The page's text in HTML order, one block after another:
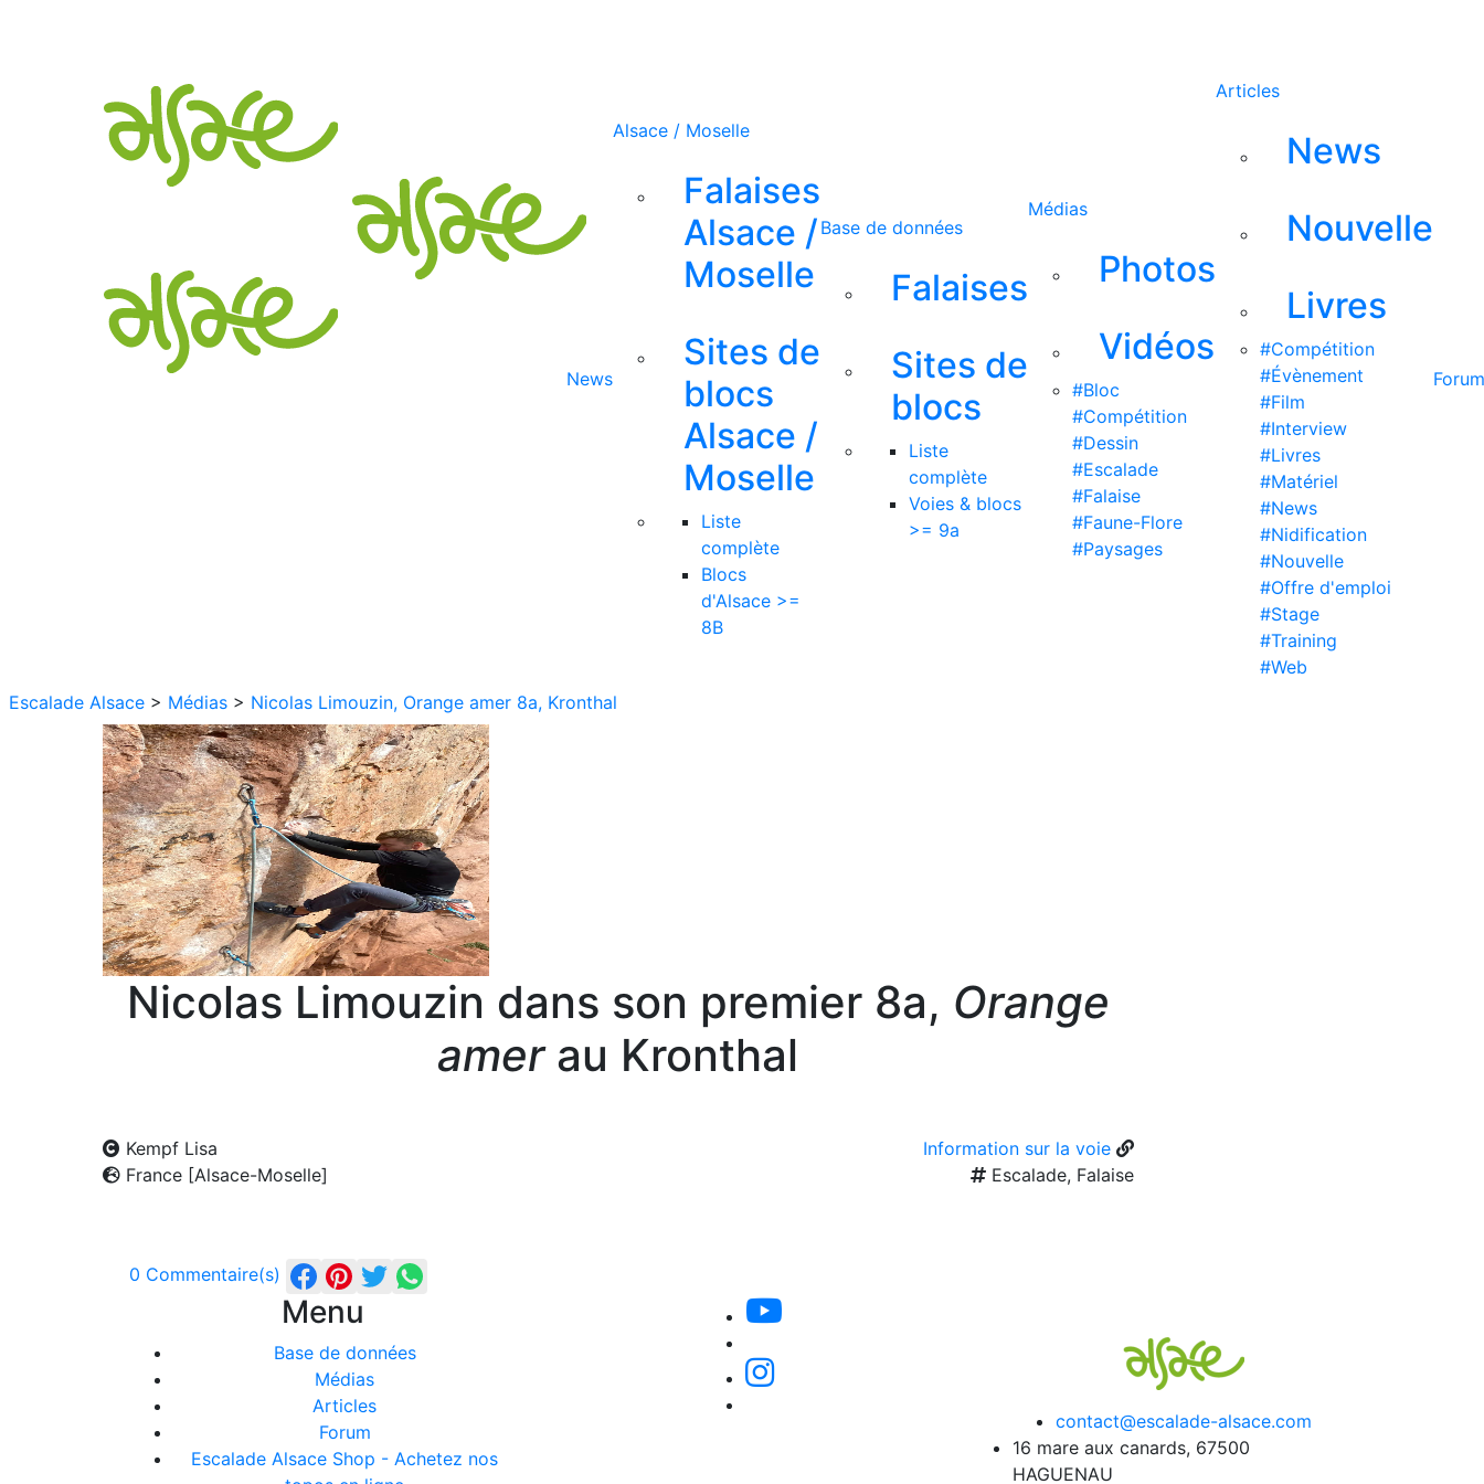
News
Alsace / Moselle
Falaises
Alsace /
Moselle
Sites de
blocs
Alsace /
Moselle
Liste
complète
Blocs
d'Alsace >=
8B
Base de données
Falaises
Sites de
blocs
Liste
complète
Voies & blocs
>= 9a
Médias
Photos
Vidéos
#Bloc
#Compétition
#Dessin
#Escalade
#Falaise
#Faune-Flore
#Paysages
Articles
News
Nouvelle
Livres
#Compétition
#Évènement
#Film
#Interview
#Livres
#Matériel
#News
#Nidification
#Nouvelle
#Offre d'emploi
#Stage
#Training
#Web
Forum
Escalade Alsace > Médias > Nicolas Limouzin, Orange amer 8a, Kronthal
Nicolas Limouzin dans son premier 8a, Orange
amerau Kronthal
Kempf Lisa
Information sur la voie
France [Alsace-Moselle]
Escalade, Falaise
0 Commentaire(s)
Menu
Base de données
Médias
Articles
Forum
Escalade Alsace Shop - Achetez nos
contact@escalade-alsace.com
16 mare aux canards, 67500
HAGUENAU